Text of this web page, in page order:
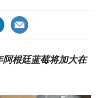
根廷蓝莓将加大在